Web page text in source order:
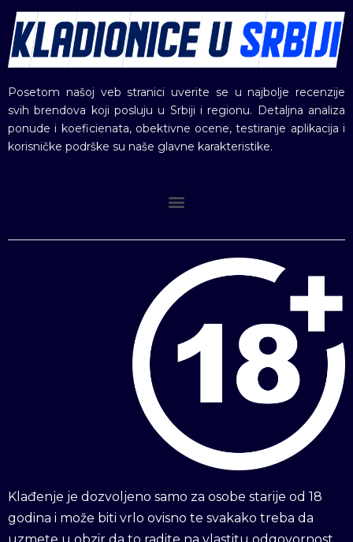
Posetom našoj veb stranici uverite se u najbolje recenzije
svih brendova koji posluju u Srbiji i regionu. Detaljna analiza
ponude i koeficienata, obektivne ocene, testiranje aplikacija i
korisničke podrške su naše glavne karakteristike.
Klađenje je dozvoljeno samo za osobe starije od 18
godina i može biti vrlo ovisno te svakako treba da